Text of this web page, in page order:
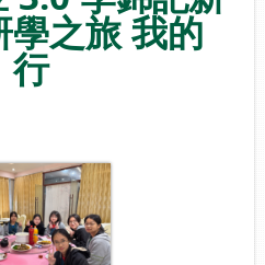
之旅 我的
行